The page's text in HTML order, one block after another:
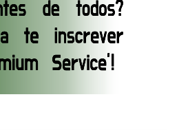
Season 7 Episode 4 “Necro